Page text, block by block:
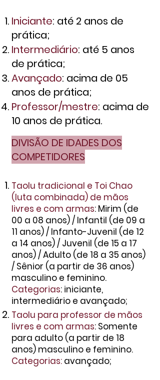
Iniciante: até 2 anos de
prática;
Intermediário: até 5 anos
de prática;
Avançado: acima de 05
anos de prática;
Professor/mestre: acima de
10 anos de prática.
DIVISÃO DE IDADES DOS
COMPETIDORES
Taolu tradicional e Toi Chao
(luta combinada) de mãos
livres e com armas: Mirim (de
00 a 08 anos) / Infantil (de 09 a
11 anos) / Infanto-Juvenil (de 12
a 14 anos) / Juvenil (de 15 a 17
anos) / Adulto (de 18 a 35 anos)
/ Sênior (a partir de 36 anos)
masculino e feminino.
Categorias: iniciante,
intermediário e avançado;
Taolu para professor de mãos
livres e com armas: Somente
para adulto (a partir de 18
anos) masculino e feminino.
Categorias: avançado;